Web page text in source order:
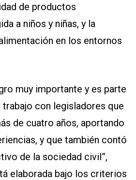
de productos
a niños y niñas, y la
en los entornos
muy importante y es parte
con legisladores que
de cuatro años, aportando
y que también contó
de la sociedad civil”,
elaborada bajo los criterios